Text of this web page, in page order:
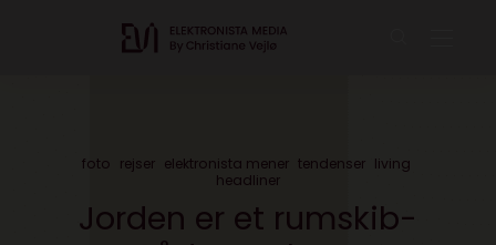
foto rejser elektronista mener tendenser living
headliner
Jorden er et rumskib-